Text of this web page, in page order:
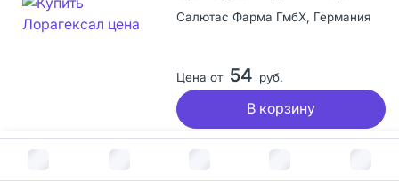
В корзину за руб.
Салютас Фарма ГмбХ, Германия
Цена от 54 руб.
В корзину